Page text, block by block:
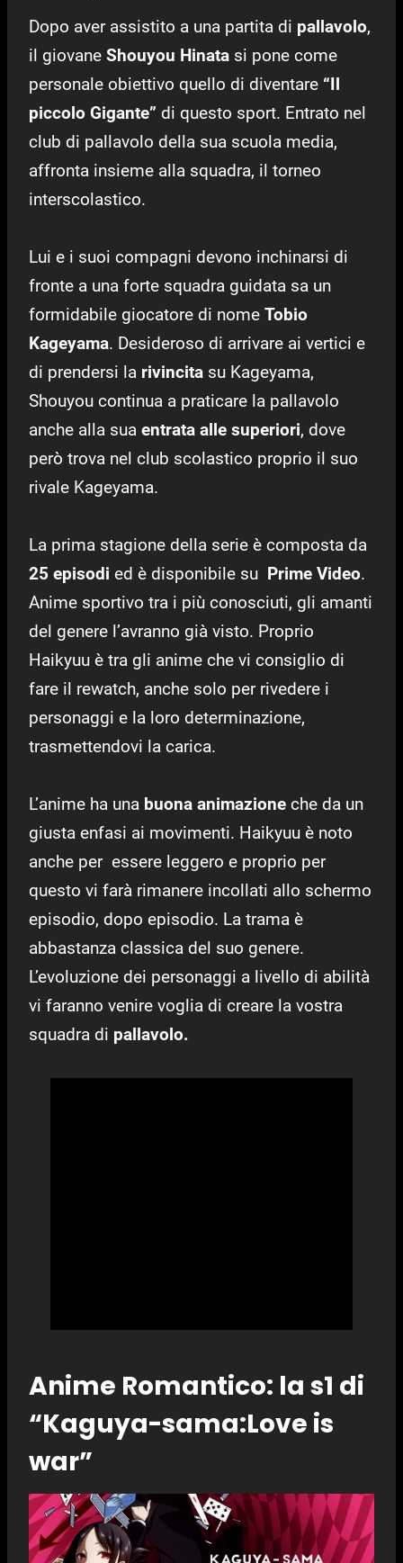
Dopo aver assistito a una partita di pallavolo,
il giovane Shouyou Hinata si pone come
personale obiettivo quello di diventare “Il
piccolo Gigante” di questo sport. Entrato nel
club di pallavolo della sua scuola media,
affronta insieme alla squadra, il torneo
interscolastico.
Lui e i suoi compagni devono inchinarsi di
fronte a una forte squadra guidata sa un
formidabile giocatore di nome Tobio
Kageyama. Desideroso di arrivare ai vertici e
di prendersi la rivincita su Kageyama,
Shouyou continua a praticare la pallavolo
anche alla sua entrata alle superiori, dove
però trova nel club scolastico proprio il suo
rivale Kageyama.
La prima stagione della serie è composta da
25 episodi ed è disponibile su Prime Video.
Anime sportivo tra i più conosciuti, gli amanti
del genere l’avranno già visto. Proprio
Haikyuu è tra gli anime che vi consiglio di
fare il rewatch, anche solo per rivedere i
personaggi e la loro determinazione,
trasmettendovi la carica.
L’anime ha una buona animazione che da un
giusta enfasi ai movimenti. Haikyuu è noto
anche per essere leggero e proprio per
questo vi farà rimanere incollati allo schermo
episodio, dopo episodio. La trama è
abbastanza classica del suo genere.
L’evoluzione dei personaggi a livello di abilità
vi faranno venire voglia di creare la vostra
squadra di pallavolo.
Anime Romantico: la s1 di
“Kaguya-sama:Love is
war”